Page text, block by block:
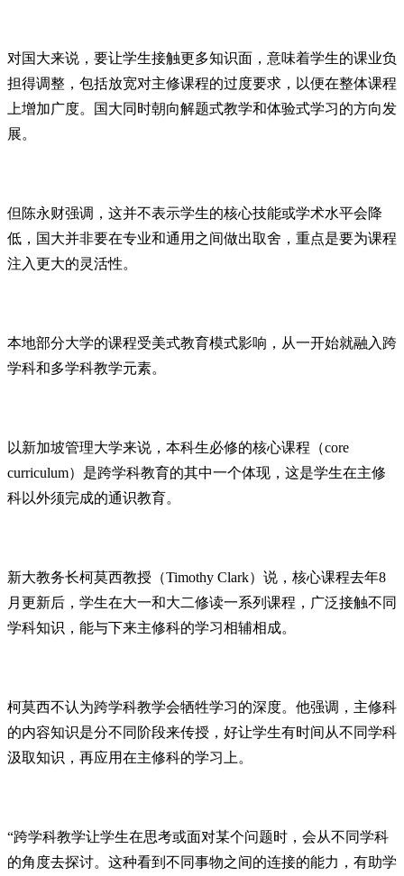
对国大来说，要让学生接触更多知识面，意味着学生的课业负
担得调整，包括放宽对主修课程的过度要求，以便在整体课程
上增加广度。国大同时朝向解题式教学和体验式学习的方向发
展。
但陈永财强调，这并不表示学生的核心技能或学术水平会降
低，国大并非要在专业和通用之间做出取舍，重点是要为课程
注入更大的灵活性。
本地部分大学的课程受美式教育模式影响，从一开始就融入跨
学科和多学科教学元素。
以新加坡管理大学来说，本科生必修的核心课程（core
curriculum）是跨学科教育的其中一个体现，这是学生在主修
科以外须完成的通识教育。
新大教务长柯莫西教授（Timothy Clark）说，核心课程去年8
月更新后，学生在大一和大二修读一系列课程，广泛接触不同
学科知识，能与下来主修科的学习相辅相成。
柯莫西不认为跨学科教学会牺牲学习的深度。他强调，主修科
的内容知识是分不同阶段来传授，好让学生有时间从不同学科
汲取知识，再应用在主修科的学习上。
“跨学科教学让学生在思考或面对某个问题时，会从不同学科
的角度去探讨。这种看到不同事物之间的连接的能力，有助学